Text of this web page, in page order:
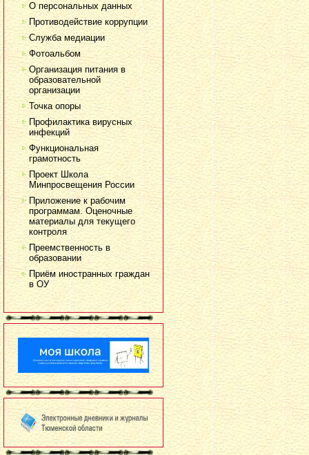
О персональных данных
Противодействие коррупции
Служба медиации
Фотоальбом
Организация питания в
образовательной
организации
Точка опоры
Профилактика вирусных
инфекций
Функциональная
грамотность
Проект Школа
Минпросвещения России
Приложение к рабочим
программам. Оценочные
материалы для текущего
контроля
Преемственность в
образовании
Приём иностранных граждан
в ОУ